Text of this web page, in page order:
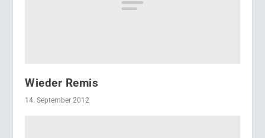
Wieder Remis
14. September 2012